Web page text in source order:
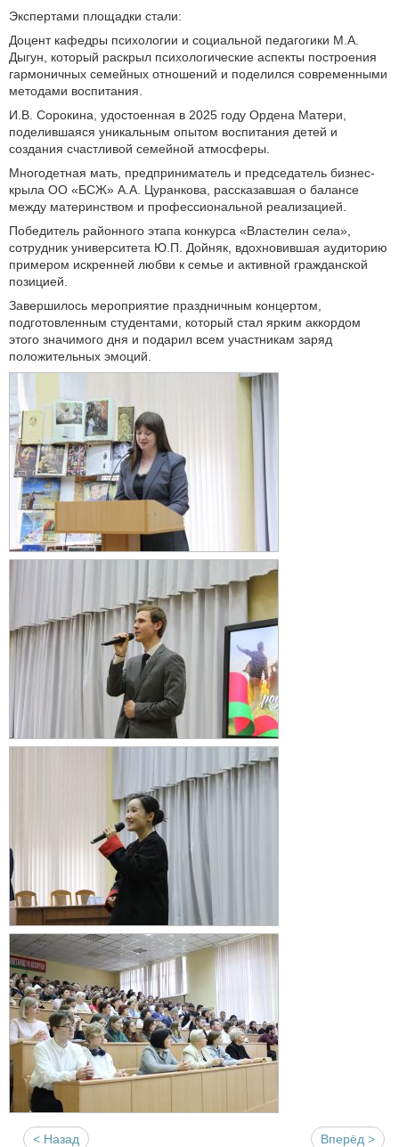
Экспертами площадки стали:
Доцент кафедры психологии и социальной педагогики М.А.
Дыгун, который раскрыл психологические аспекты построения
гармоничных семейных отношений и поделился современными
методами воспитания.
И.В. Сорокина, удостоенная в 2025 году Ордена Матери,
поделившаяся уникальным опытом воспитания детей и
создания счастливой семейной атмосферы.
Многодетная мать, предприниматель и председатель бизнес-
крыла ОО «БСЖ» А.А. Цуранкова, рассказавшая о балансе
между материнством и профессиональной реализацией.
Победитель районного этапа конкурса «Властелин села»,
сотрудник университета Ю.П. Дойняк, вдохновившая аудиторию
примером искренней любви к семье и активной гражданской
позицией.
Завершилось мероприятие праздничным концертом,
подготовленным студентами, который стал ярким аккордом
этого значимого дня и подарил всем участникам заряд
положительных эмоций.
< Назад Вперёд >